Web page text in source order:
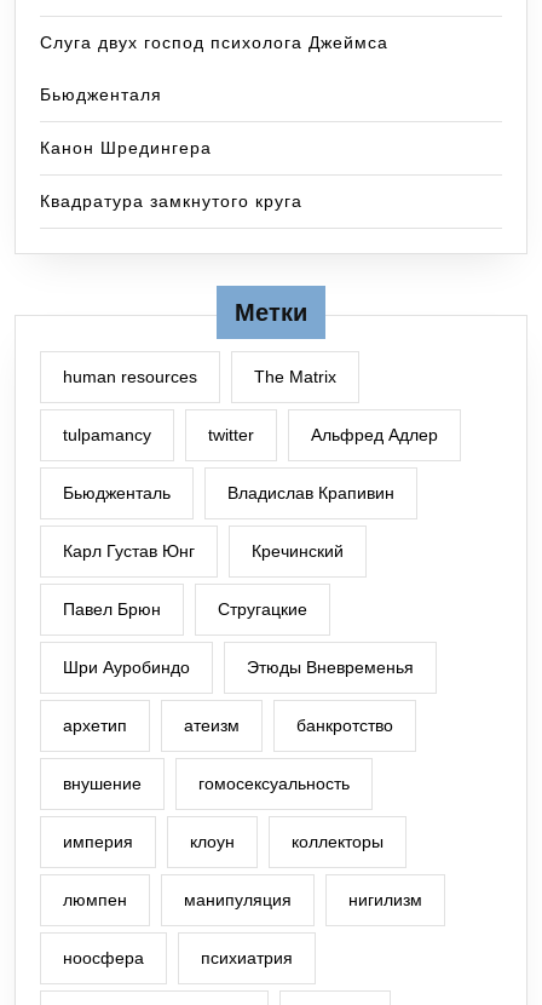
Слуга двух господ психолога Джеймса
Бьюдженталя
Канон Шредингера
Квадратура замкнутого круга
Метки
human resources The Matrix
tulpamancy twitter Альфред Адлер
Бьюдженталь Владислав Крапивин
Карл Густав Юнг Кречинский
Павел Брюн Стругацкие
Шри Ауробиндо Этюды Вневременья
архетип атеизм банкротство
внушение гомосексуальность
империя клоун коллекторы
люмпен манипуляция нигилизм
ноосфера психиатрия